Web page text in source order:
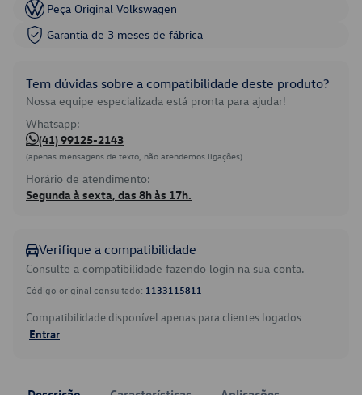
Peça Original Volkswagen
Garantia de 3 meses de fábrica
Tem dúvidas sobre a compatibilidade deste produto?
Nossa equipe especializada está pronta para ajudar!
Whatsapp:
(41) 99125-2143
(apenas mensagens de texto, não atendemos ligações)
Horário de atendimento:
Segunda à sexta, das 8h às 17h.
Verifique a compatibilidade
Consulte a compatibilidade fazendo login na sua conta.
Código original consultado: 1133115811
Compatibilidade disponível apenas para clientes logados.
Entrar